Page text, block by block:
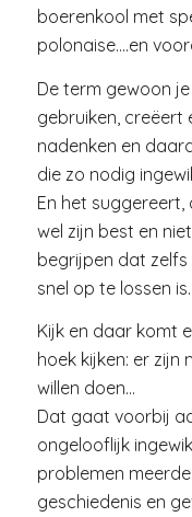
boerenkool met
polonaise….en
De term gewoon
gebruiken, creëert
nadenken en
die zo nodig
En het
wel zijn best en
begrijpen dat
snel op te lossen is.
Kijk en daar komt
hoek kijken: er zijn
willen doen…
Dat gaat voorbij
ongelooflijk
problemen
geschiedenis en